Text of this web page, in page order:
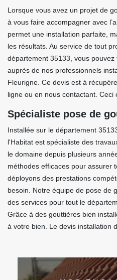
Lorsque vous avez un projet de
à vous faire accompagner avec
permet une installation parfaite,
les résultats. Au service de tout
département 35133, vous
auprès de nos professionnels
Fleurigne. Ce devis est à
ligne ou en nous contactant. Ceci
Spécialiste pose de
Installée sur le département
l'Habitat est spécialiste des
le domaine depuis plusieurs
méthodes efficaces pour assurer
déployons des prestations
besoin. Notre équipe de pose de
des services pour tout le
Grâce à des gouttières bien
à votre bien. Le devis installation